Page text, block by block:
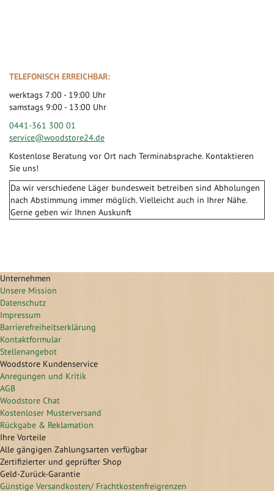
TELEFONISCH ERREICHBAR:
werktags 7:00 - 19:00 Uhr
samstags 9:00 - 13:00 Uhr
0441-361 300 01
service@woodstore24.de
Kostenlose Beratung vor Ort nach Terminabsprache. Kontaktieren
Sie uns!
Da wir verschiedene Läger bundesweit betreiben sind Abholungen
nach Abstimmung immer möglich. Vielleicht auch in Ihrer Nähe.
Gerne geben wir Ihnen Auskunft
Unternehmen
Unsere Mission
Datenschutz
Impressum
Barrierefreiheitserklärung
Kontaktformular
Stellenangebot
Woodstore Kundenservice
Anregungen und Kritik
AGB
Woodstore Chat
Kostenloser Musterversand
Rückgabe & Reklamation
Ihre Vorteile
Alle gängigen Zahlungsarten verfügbar
Zertifizierter und geprüfter Shop
Geld-Zurück-Garantie
Günstige Versandkosten/ Frachtkostenfreigrenzen